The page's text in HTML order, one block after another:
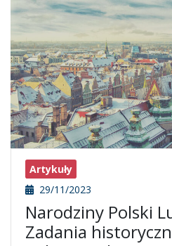
Artykuły
29/11/2023
Narodziny Polski
Zadania